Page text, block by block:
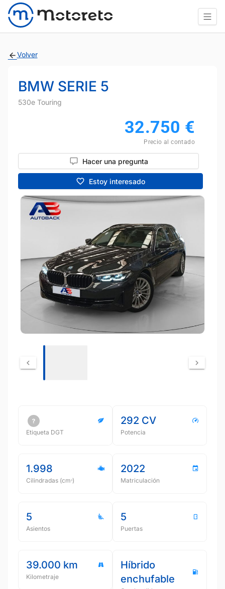
Volver
BMW SERIE 5
530e Touring
32.750 €
Precio al contado
Hacer una pregunta
Estoy interesado
Etiqueta DGT
292 CV
Potencia
1.998
Cilindradas (cmᵌ)
2022
Matriculación
5
Asientos
5
Puertas
39.000 km
Kilometraje
Híbrido
enchufable